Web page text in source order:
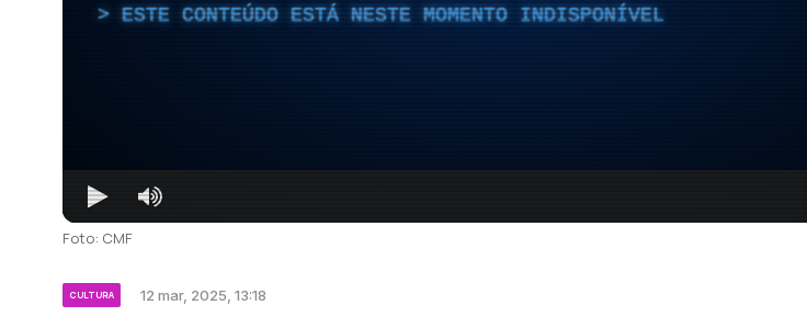
ESTE CONTEÚDO ESTÁ NESTE MOMENTO INDISPONÍVEL
Foto: CMF
CULTURA 12 mar, 2025, 13:18